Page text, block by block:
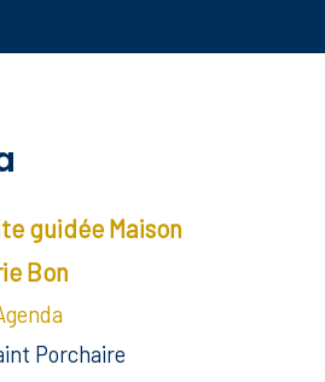
guidée Maison
Bon
Porchaire